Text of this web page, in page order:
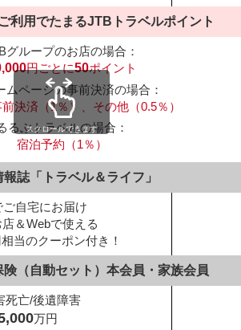
ご自宅にお届け
＆Webで使える
当のクーポン付き！
死亡/後遺障害
万円
スクロールできます
利用でたまるJTBトラベルポイント
誌「トラベル＆ライフ」
（自動セット） 本会員・家族会員